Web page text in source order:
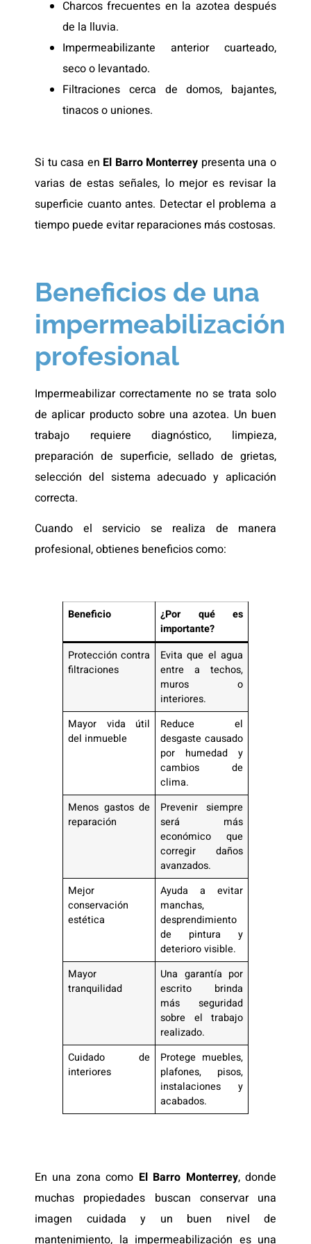
Charcos frecuentes en la azotea después
de la lluvia.
Impermeabilizante anterior cuarteado,
seco o levantado.
Filtraciones cerca de domos, bajantes,
tinacos o uniones.
Si tu casa en El Barro Monterrey presenta una o
varias de estas señales, lo mejor es revisar la
superficie cuanto antes. Detectar el problema a
tiempo puede evitar reparaciones más costosas.
Beneficios de una
impermeabilización
profesional
Impermeabilizar correctamente no se trata solo
de aplicar producto sobre una azotea. Un buen
trabajo requiere diagnóstico, limpieza,
preparación de superficie, sellado de grietas,
selección del sistema adecuado y aplicación
correcta.
Cuando el servicio se realiza de manera
profesional, obtienes beneficios como:
Beneficio
¿Por qué es
importante?
Protección contra
filtraciones
Evita que el agua
entre a techos,
muros o
interiores.
Mayor vida útil
del inmueble
Reduce el
desgaste causado
por humedad y
cambios de
clima.
Menos gastos de
reparación
Prevenir siempre
será más
económico que
corregir daños
avanzados.
Mejor
conservación
estética
Ayuda a evitar
manchas,
desprendimiento
de pintura y
deterioro visible.
Mayor
tranquilidad
Una garantía por
escrito brinda
más seguridad
sobre el trabajo
realizado.
Cuidado de
interiores
Protege muebles,
plafones, pisos,
instalaciones y
acabados.
En una zona como El Barro Monterrey, donde
muchas propiedades buscan conservar una
imagen cuidada y un buen nivel de
mantenimiento, la impermeabilización es una